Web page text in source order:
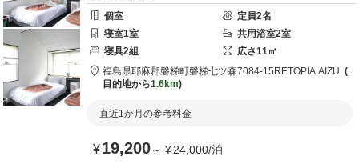
個室
定員2名
寝室1室 共用浴室2室
寝具2組 広さ11㎡
福島県耶麻郡磐梯町磐梯七ツ森7084-15 RETOPIA AIZU
目的地から1.6km
直近1か月の参考料金
¥19,200～ ¥24,000/泊